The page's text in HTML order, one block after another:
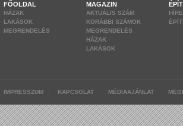
FŐOLDAL
HÁZAK
LAKÁSOK
MEGRENDELÉS
MAGAZIN
AKTUÁLIS SZÁM
KORÁBBI SZÁMOK
MEGRENDELÉS
HÁZAK
LAKÁSOK
IMPRESSZUM KAPCSOLAT MÉDIAAJÁNLAT